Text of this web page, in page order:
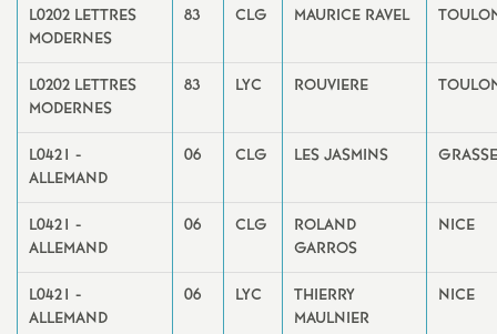
L0202 LETTRES
MODERNES
83 CLG MAURICE RAVEL
L0202 LETTRES
MODERNES
83 LYC ROUVIERE
L0421 -
ALLEMAND
06 CLG LES JASMINS GRASSE
L0421 -
ALLEMAND
06 CLG
ROLAND
GARROS
NICE
L0421 -
ALLEMAND
06 LYC
THIERRY
MAULNIER
NICE